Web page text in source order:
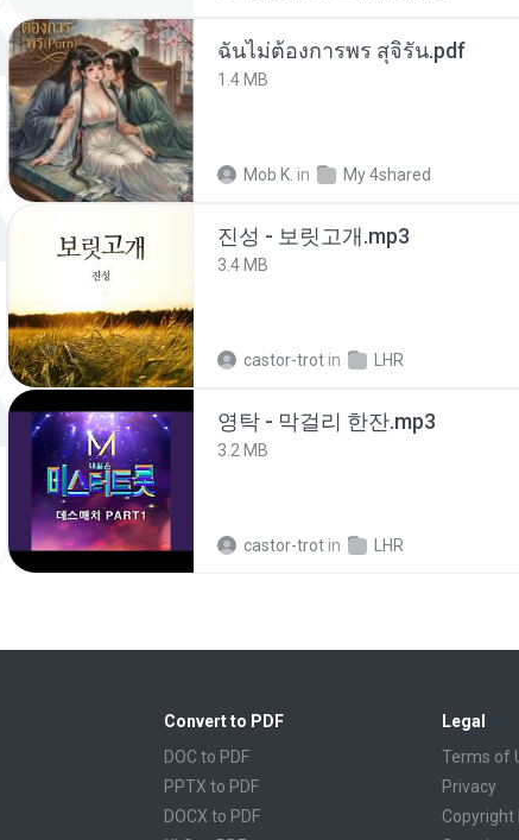
ฉันไม่ต้องการพร สุจิรัน.pdf
1.4 MB
Mob K. in My 4shared
진성 - 보릿고개.mp3
3.4 MB
castor-trot in LHR
영탁 - 막걸리 한잔.mp3
3.2 MB
castor-trot in LHR
Convert to PDF
DOC to PDF
PPTX to PDF
DOCX to PDF
Legal
Terms of
Privacy